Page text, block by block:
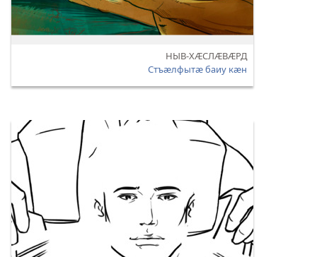
НЫВ-ХӔСЛӔВӔРД
Стъӕлфытӕ баиу кӕн